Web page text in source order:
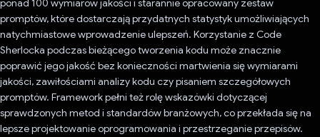
ponad 100 wymiarów jakości i starannie opracowany zestaw
promptów, które dostarczają przydatnych statystyk umożliwiających
natychmiastowe wprowadzenie ulepszeń. Korzystanie z Code
Sherlocka podczas bieżącego tworzenia kodu może znacznie
poprawić jego jakość bez konieczności martwienia się wymiarami
jakości, zawiłościami analizy kodu czy pisaniem szczegółowych
promptów. Framework pełni też rolę wskazówki dotyczącej
sprawdzonych metod i standardów branżowych, co przekłada się na
lepsze projektowanie oprogramowania i przestrzeganie przepisów.